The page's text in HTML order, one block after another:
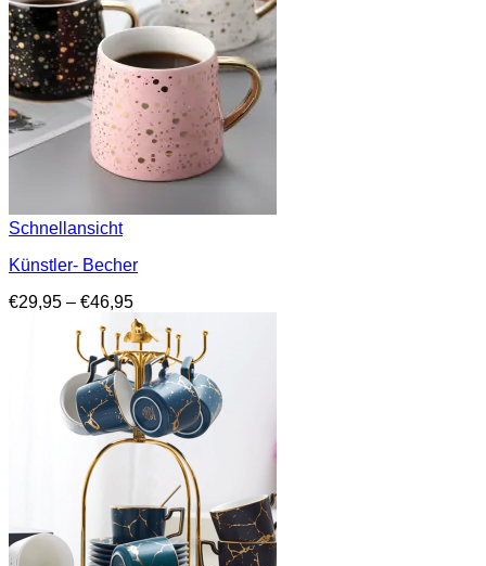
Schnellansicht
Künstler- Becher
€29,95 – €46,95Preisspanne:
€29,95
bis
€46,95